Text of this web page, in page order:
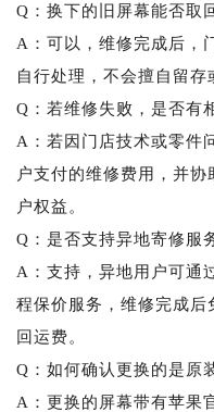
Q：换下的旧屏幕能否取
A：可以，维修完成后，
自行处理，不会擅自留存
Q：若维修失败，是否有
A：若因门店技术或零件
户支付的维修费用，并
户权益。
Q：是否支持异地寄修服
A：支持，异地用户可通
程保价服务，维修完成
回运费。
Q：如何确认更换的是原
A：更换的屏幕带有苹果